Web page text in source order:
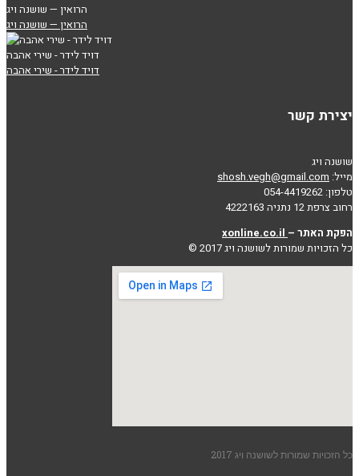
הרואין — שושנה ויג
הרואין — שושנה ויג
דויד לידר - שירי אהבה
דויד לידר - שירי אהבה
יצירת קשר
שושנה ויג
מייל: shosh.vegh@gmail.com
טלפון: 054-4419262
רחוב צרפת 12 נתניה 4222163
הפקת האתר –
כל הזכויות שמורות לשושנה ויג 2017 ©
כל הזכויות שמורות לשושנה ויג 2017